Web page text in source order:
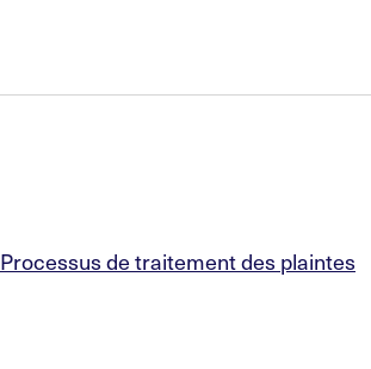
Processus de traitement des plaintes